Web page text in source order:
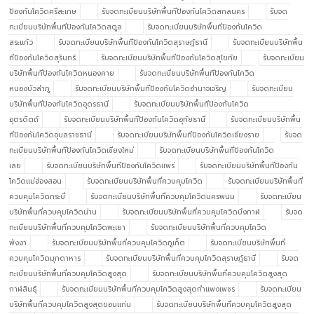
ป้องกันโควิดศรีสะเกษ
รับจดทะเบียนบริษัทพื้นทีป้องกันโควิดสกลนคร
รับจด
ทะเบียนบริษัทพื้นทีป้องกันโควิดสตูล
รับจดทะเบียนบริษัทพื้นทีป้องกันโควิด
สระแก้ว
รับจดทะเบียนบริษัทพื้นทีป้องกันโควิดสุราษฎ์ธานี
รับจดทะเบียนบริษัทพื้น
ทีป้องกันโควิดสุรินทร์
รับจดทะเบียนบริษัทพื้นทีป้องกันโควิดสุโขทัย
รับจดทะเบียน
บริษัทพื้นทีป้องกันโควิดหนองคาย
รับจดทะเบียนบริษัทพื้นทีป้องกันโควิด
หนองบัวลำภู
รับจดทะเบียนบริษัทพื้นทีป้องกันโควิดอำนาจเจริญ
รับจดทะเบียน
บริษัทพื้นทีป้องกันโควิดอุดรธานี
รับจดทะเบียนบริษัทพื้นทีป้องกันโควิด
อุตรดิตถ์
รับจดทะเบียนบริษัทพื้นทีป้องกันโควิดอุทัยธานี
รับจดทะเบียนบริษัทพื้น
ทีป้องกันโควิดอุบลราชธานี
รับจดทะเบียนบริษัทพื้นทีป้องกันโควิดเชียงราย
รับจด
ทะเบียนบริษัทพื้นทีป้องกันโควิดเชียงใหม่
รับจดทะเบียนบริษัทพื้นทีป้องกันโควิด
เลย
รับจดทะเบียนบริษัทพื้นทีป้องกันโควิดแพร่
รับจดทะเบียนบริษัทพื้นทีป้องกัน
โควิดแม่ฮ่องสอน
รับจดทะเบียนบริษัทพื้นที่ควบคุมโควิด
รับจดทะเบียนบริษัทพื้นที่
ควบคุมโควิดกระบี่
รับจดทะเบียนบริษัทพื้นที่ควบคุมโควิดนครพนม
รับจดทะเบียน
บริษัทพื้นที่ควบคุมโควิดน่าน
รับจดทะเบียนบริษัทพื้นที่ควบคุมโควิดบึงกาฬ
รับจด
ทะเบียนบริษัทพื้นที่ควบคุมโควิดพะเยา
รับจดทะเบียนบริษัทพื้นที่ควบคุมโควิด
พังงา
รับจดทะเบียนบริษัทพื้นที่ควบคุมโควิดภูเก็ต
รับจดทะเบียนบริษัทพื้นที่
ควบคุมโควิดมุกดาหาร
รับจดทะเบียนบริษัทพื้นที่ควบคุมโควิดสุราษฎ์ธานี
รับจด
ทะเบียนบริษัทพื้นที่ควบคุมโควิดสูงสุด
รับจดทะเบียนบริษัทพื้นที่ควบคุมโควิดสูงสุด
กาฬสินธุ์
รับจดทะเบียนบริษัทพื้นที่ควบคุมโควิดสูงสุดกำแพงเพชร
รับจดทะเบียน
บริษัทพื้นที่ควบคุมโควิดสูงสุดขอนแก่น
รับจดทะเบียนบริษัทพื้นที่ควบคุมโควิดสูงสุด